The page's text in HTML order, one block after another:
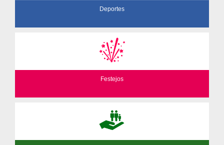
Deportes
Festejos